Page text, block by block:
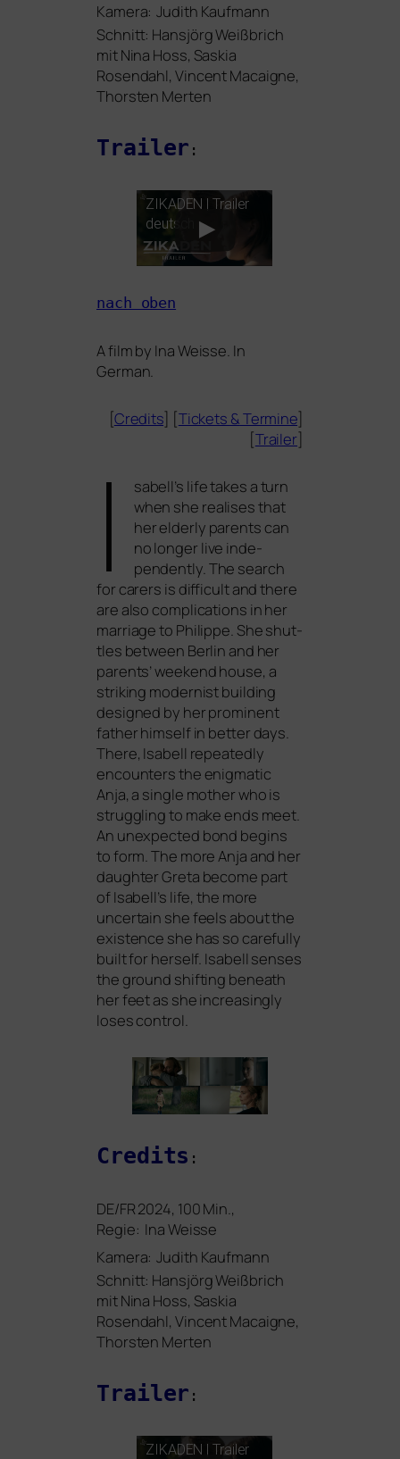
Kamera: Judith Kaufmann
Schnitt: Hansjörg Weißbrich
mit Nina Hoss, Saskia
Rosendahl, Vincent Macaigne,
Thorsten Merten
Trailer :
ZIKADEN | Trailer
deutsch
nach oben
A film by Ina Weisse. In
German.
[Credits] [Tickets &Termine]
[Trailer]
I
sabell’s life takes a turn
when she rea­li­ses that
her elder­ly par­ents can
no lon­ger live inde­
pendent­ly. The search
for carers is dif­fi­cult and the­re
are also com­pli­ca­ti­ons in her
mar­ria­ge to Philippe. She shut­
tles bet­ween Berlin and her
par­ents’ weekend house, a
striking moder­nist buil­ding
desi­gned by her pro­mi­nent
father hims­elf in bet­ter days.
There, Isabell repea­ted­ly
encoun­ters the enig­ma­tic
Anja, a sin­gle mother who is
strugg­ling to make ends meet.
An unex­pec­ted bond beg­ins
to form. The more Anja and her
daugh­ter Greta beco­me part
of Isabell’s life, the more
uncer­tain she feels about the
exis­tence she has so careful­ly
built for hers­elf. Isabell sen­ses
the ground shif­ting beneath
her feet as she incre­asing­ly
loses control.
Credits :
DE/FR2024, 100 Min.,
Regie: Ina Weisse
Kamera: Judith Kaufmann
Schnitt: Hansjörg Weißbrich
mit Nina Hoss, Saskia
Rosendahl, Vincent Macaigne,
Thorsten Merten
Trailer :
ZIKADEN | Trailer